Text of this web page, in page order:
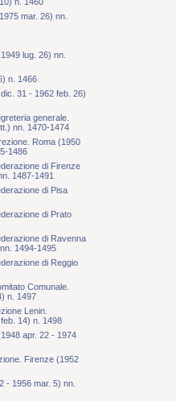
mar. 26) nn.
lug. 26) nn.
n. 1466
31 - 1962 feb. 26)
generale.
nn. 1470-1474
Roma (1950
1486
di Firenze
1487-1491
di Pisa
di Prato
di Ravenna
1494-1495
di Reggio
Comunale.
n. 1497
Lenin.
14) n. 1498
apr. 22 - 1974
Firenze (1952
- 1956 mar. 5) nn.